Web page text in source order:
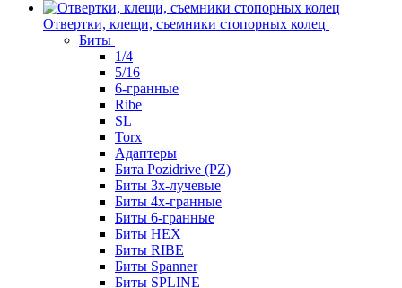
Отвертки, клещи, съемники стопорных колец
Биты
1/4
5/16
6-гранные
Ribe
SL
Torx
Адаптеры
Бита Pozidrive (PZ)
Биты 3х-лучевые
Биты 4х-гранные
Биты 6-гранные
Биты HEX
Биты RIBE
Биты Spanner
Биты SPLINE